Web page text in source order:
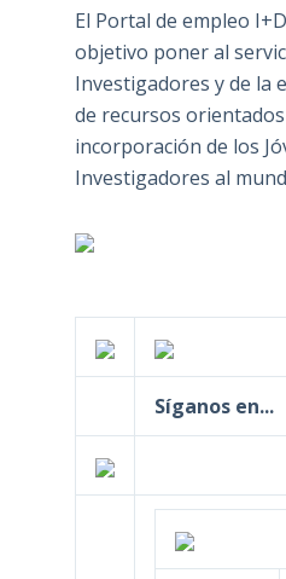
El Portal de empleo
objetivo poner al
Investigadores y de la
de recursos
incorporación de los
Investigadores al
Síganos en...